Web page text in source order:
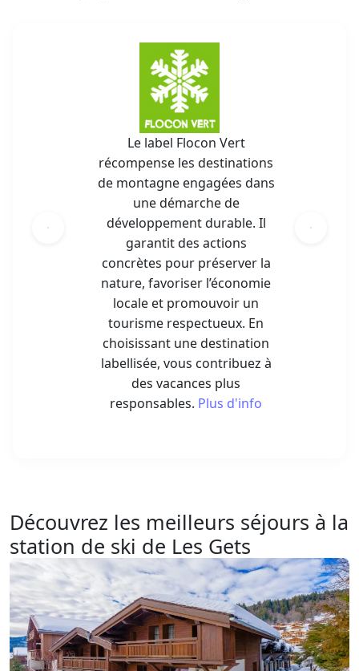
Le label Flocon Vert
récompense les destinations
de montagne engagées dans
une démarche de
développement durable. Il
garantit des actions
concrètes pour préserver la
nature, favoriser l’économie
locale et promouvoir un
tourisme respectueux. En
choisissant une destination
labellisée, vous contribuez à
des vacances plus
responsables. Plus d'info
Découvrez les meilleurs séjours à la
station de ski de Les Gets